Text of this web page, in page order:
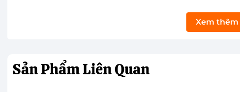
Xem thêm
Sản PhẩmLiên Quan